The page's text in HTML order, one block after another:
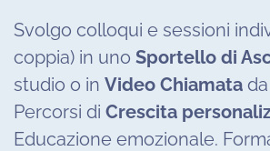
Svolgo colloqui e sessioni
coppia) in uno Sportello di
studio o in Video Chiamata
Percorsi di Crescita
Educazione emozionale.